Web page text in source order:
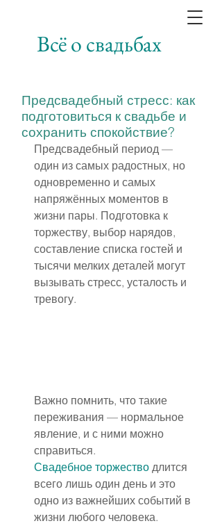
Всё о свадьбах
Предсвадебный стресс: как
подготовиться к свадьбе и
сохранить спокойствие?
Предсвадебный период —
один из самых радостных, но
одновременно и самых
напряжённых моментов в
жизни пары. Подготовка к
торжеству, выбор нарядов,
составление списка гостей и
тысячи мелких деталей могут
вызывать стресс, усталость и
тревогу.
Важно помнить, что такие
переживания — нормальное
явление, и с ними можно
справиться.
Свадебное торжество длится
всего лишь один день и это
одно из важнейших событий в
жизни любого человека.